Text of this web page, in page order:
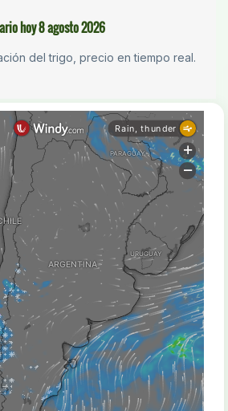
hoy 8 agosto 2026
del trigo, precio en tiempo real.